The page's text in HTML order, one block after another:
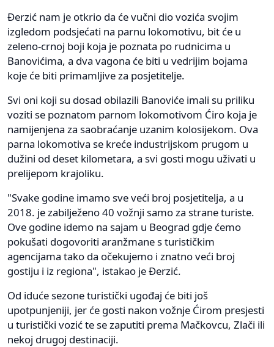
Đerzić nam je otkrio da će vučni dio vozića svojim
izgledom podsjećati na parnu lokomotivu, bit će u
zeleno-crnoj boji koja je poznata po rudnicima u
Banovićima, a dva vagona će biti u vedrijim bojama
koje će biti primamljive za posjetitelje.
Svi oni koji su dosad obilazili Banoviće imali su priliku
voziti se poznatom parnom lokomotivom Ćiro koja je
namijenjena za saobraćanje uzanim kolosijekom. Ova
parna lokomotiva se kreće industrijskom prugom u
dužini od deset kilometara, a svi gosti mogu uživati u
prelijepom krajoliku.
"Svake godine imamo sve veći broj posjetitelja, a u
2018. je zabilježeno 40 vožnji samo za strane turiste.
Ove godine idemo na sajam u Beograd gdje ćemo
pokušati dogovoriti aranžmane s turističkim
agencijama tako da očekujemo i znatno veći broj
gostiju i iz regiona", istakao je Đerzić.
Od iduće sezone turistički ugođaj će biti još
upotpunjeniji, jer će gosti nakon vožnje Ćirom presjesti
u turistički vozić te se zaputiti prema Mačkovcu, Zlači ili
nekoj drugoj destinaciji.